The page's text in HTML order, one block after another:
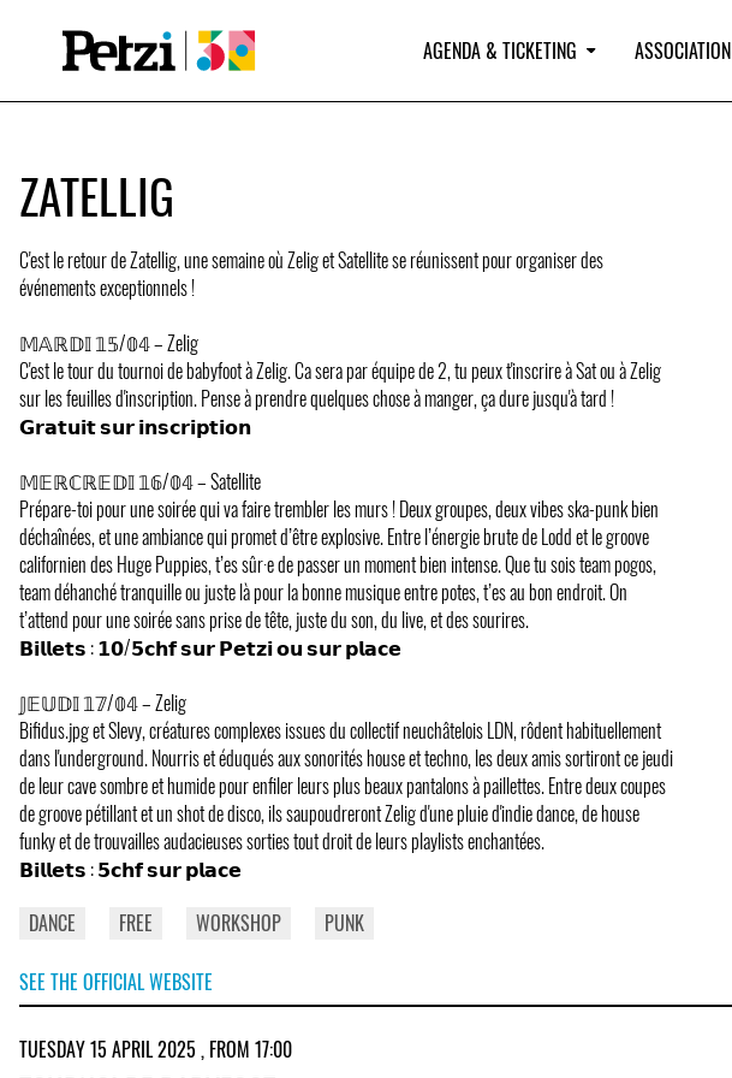
AGENDA & TICKETING ASSOCIATION
ZATELLIG
C'est le retour de Zatellig, une semaine où Zelig et Satellite se réunissent pour organiser des
événements exceptionnels !
𝕄𝔸ℝ𝔻𝕀 𝟙𝟝/𝟘𝟜 – Zelig
C'est le tour du tournoi de babyfoot à Zelig. Ca sera par équipe de 2, tu peux t'inscrire à Sat ou à Zelig
sur les feuilles d'inscription. Pense à prendre quelques chose à manger, ça dure jusqu'à tard !
𝗚𝗿𝗮𝘁𝘂𝗶𝘁 𝘀𝘂𝗿 𝗶𝗻𝘀𝗰𝗿𝗶𝗽𝘁𝗶𝗼𝗻
𝕄𝔼ℝℂℝ𝔼𝔻𝕀 𝟙𝟞/𝟘𝟜 – Satellite
Prépare-toi pour une soirée qui va faire trembler les murs ! Deux groupes, deux vibes ska-punk bien
déchaînées, et une ambiance qui promet d’être explosive. Entre l’énergie brute de Lodd et le groove
californien des Huge Puppies, t’es sûr·e de passer un moment bien intense. Que tu sois team pogos,
team déhanché tranquille ou juste là pour la bonne musique entre potes, t’es au bon endroit. On
t’attend pour une soirée sans prise de tête, juste du son, du live, et des sourires.
𝗕𝗶𝗹𝗹𝗲𝘁𝘀 : 𝟭𝟬/𝟱𝗰𝗵𝗳 𝘀𝘂𝗿 𝗣𝗲𝘁𝘇𝗶 𝗼𝘂 𝘀𝘂𝗿 𝗽𝗹𝗮𝗰𝗲
𝕁𝔼𝕌𝔻𝕀 𝟙𝟟/𝟘𝟜 – Zelig
Bifidus.jpg et Slevy, créatures complexes issues du collectif neuchâtelois LDN, rôdent habituellement
dans l'underground. Nourris et éduqués aux sonorités house et techno, les deux amis sortiront ce jeudi
de leur cave sombre et humide pour enfiler leurs plus beaux pantalons à paillettes. Entre deux coupes
de groove pétillant et un shot de disco, ils saupoudreront Zelig d'une pluie d'indie dance, de house
funky et de trouvailles audacieuses sorties tout droit de leurs playlists enchantées.
𝗕𝗶𝗹𝗹𝗲𝘁𝘀 : 𝟱𝗰𝗵𝗳 𝘀𝘂𝗿 𝗽𝗹𝗮𝗰𝗲
DANCE
FREE WORKSHOP PUNK
SEE THE OFFICIAL WEBSITE
TUESDAY 15 APRIL 2025 , FROM 17:00